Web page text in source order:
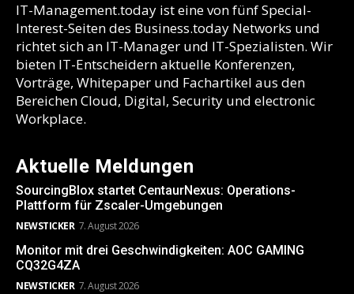
IT-Management.today ist eine von fünf Special-
Interest-Seiten des Business.today Networks und
richtet sich an IT-Manager und IT-Spezialisten. Wir
bieten IT-Entscheidern aktuelle Konferenzen,
Vorträge, Whitepaper und Fachartikel aus den
Bereichen Cloud, Digital, Security und electronic
Workplace.
Aktuelle Meldungen
SourcingBlox startet CentaurNexus: Operations-
Plattform für Zscaler-Umgebungen
NEWSTICKER 7. August 2026
Monitor mit drei Geschwindigkeiten: AOC GAMING
CQ32G4ZA
NEWSTICKER 7. August 2026